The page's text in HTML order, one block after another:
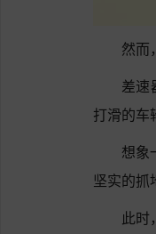
然而
差速
打滑的车
想象
坚实的抓
此时